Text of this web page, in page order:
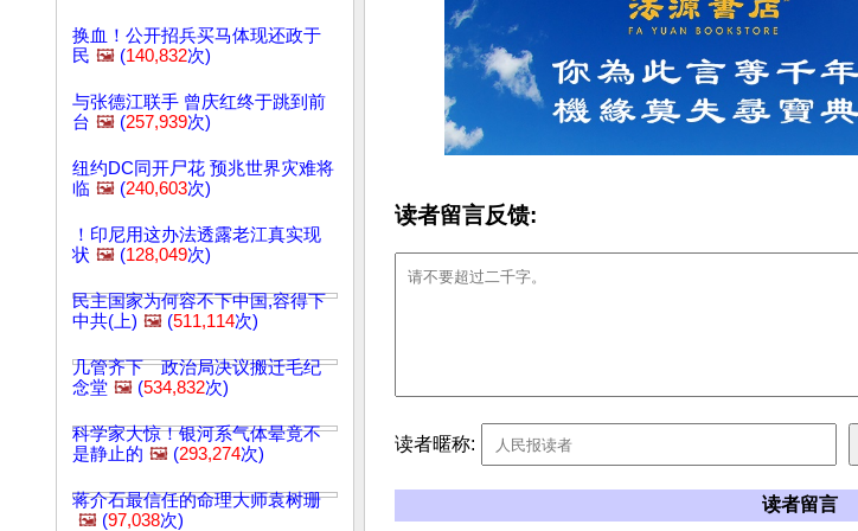
换血！公开招兵买马体现还政于
民 🖼️ (140,832次)
与张德江联手 曾庆红终于跳到前
台 🖼️ (257,939次)
纽约DC同开尸花 预兆世界灾难将
临 🖼️ (240,603次)
！印尼用这办法透露老江真实现
状 🖼️ (128,049次)
民主国家为何容不下中国,容得下
中共(上) 🖼️ (511,114次)
几管齐下 政治局决议搬迁毛纪
念堂 🖼️ (534,832次)
科学家大惊！银河系气体晕竟不
是静止的 🖼️ (293,274次)
蒋介石最信任的命理大师袁树珊
🖼️ (97,038次)
读者留言反馈:
读者暱称:
读者留言